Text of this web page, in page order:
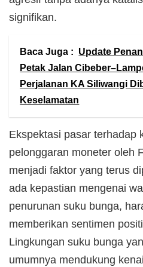
signifikan.
Baca Juga : Update
Petak Jalan
Perjalanan KA Siliwangi
Keselamatan
Ekspektasi pasar terhadap
pelonggaran moneter oleh
menjadi faktor yang terus
ada kepastian mengenai
penurunan suku bunga,
memberikan sentimen
Lingkungan suku bunga
umumnya mendukung